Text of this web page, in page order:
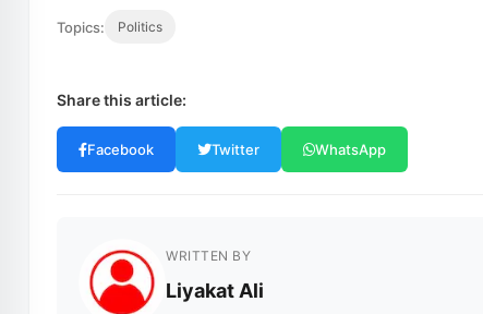
Topics: Politics
Share this article:
Facebook Twitter WhatsApp
WRITTEN BY
Liyakat Ali